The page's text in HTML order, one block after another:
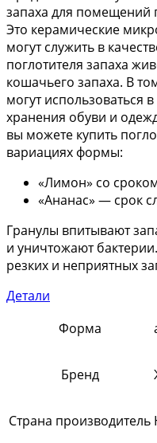
запаха для
Это керамические
могут служить в
поглотителя запаха
кошачьего запаха. В
могут использоваться
хранения обуви и
вы можете купить
вариациях формы:
«Лимон» со
«Ананас» — срок
Гранулы впитывают
и уничтожают
резких и неприятных
Детали
Форма
Бренд
Страна производитель